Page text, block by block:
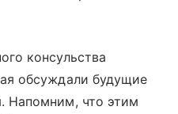
консульства
обсуждали будущие
Напомним, что этим